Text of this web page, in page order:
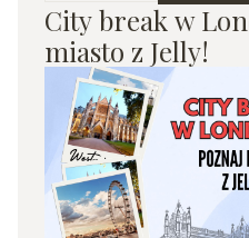
City break w
miasto z Jelly!